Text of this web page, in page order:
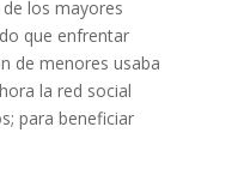
los mayores
que enfrentar
de menores usaba
la red social
para beneficiar